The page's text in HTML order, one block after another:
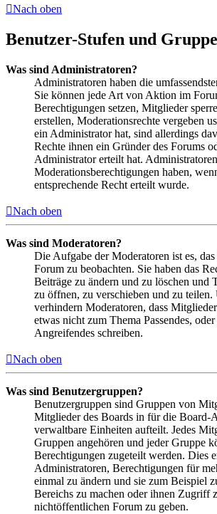
Nach oben
Benutzer-Stufen und
Was sind Administratoren?
Administratoren haben die
Sie können jede Art von Aktion im
Berechtigungen setzen, Mitglieder
erstellen, Moderationsrechte vergeben
ein Administrator hat, sind allerdings
Rechte ihnen ein Gründer des Forums
Administrator erteilt hat.
Moderationsberechtigungen haben,
entsprechende Recht erteilt wurde.
Nach oben
Was sind Moderatoren?
Die Aufgabe der Moderatoren ist es,
Forum zu beobachten. Sie haben das
Beiträge zu ändern und zu löschen und
zu öffnen, zu verschieben und zu
verhindern Moderatoren, dass
etwas nicht zum Thema Passendes,
Angreifendes schreiben.
Nach oben
Was sind Benutzergruppen?
Benutzergruppen sind Gruppen von
Mitglieder des Boards in für die Board-
verwaltbare Einheiten aufteilt. Jedes
Gruppen angehören und jeder Gruppe
Berechtigungen zugeteilt werden. Dies
Administratoren, Berechtigungen für
einmal zu ändern und sie zum Beispiel
Bereichs zu machen oder ihnen Zugriff
nichtöffentlichen Forum zu geben.